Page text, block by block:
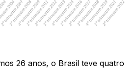
26 anos, o Brasil teve quatro